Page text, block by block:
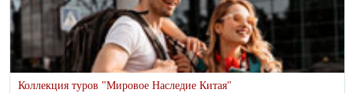
Коллекция туров "Мировое Наследие Китая"